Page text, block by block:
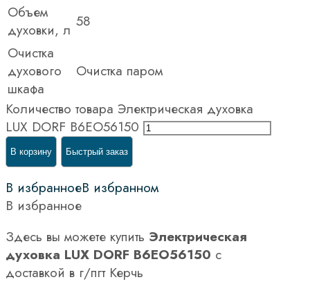
Объем
духовки, л 58
Очистка
духового
шкафа
Очистка паром
Количество товара Электрическая духовка
LUX DORF B6EO56150
В корзину Быстрый заказ
В избранноеВ избранном
В избранное
Здесь вы можете купить Электрическая
духовка LUX DORF B6EO56150 с
доставкой в г/пгт Керчь